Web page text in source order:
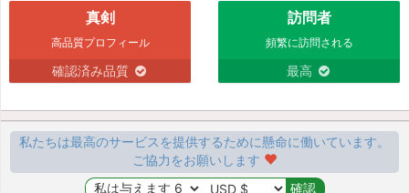
真剣
高品質プロフィール
確認済み品質
訪問者
頻繁に訪問される
最高
私たちは最高のサービスを提供するために懸命に働いています。
ご協力をお願いします